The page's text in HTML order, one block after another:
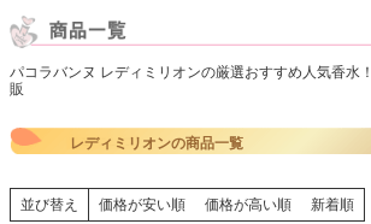
パコラバンヌ レディミリオンの厳選おすすめ人気香
販
レディミリオンの商品一覧
並び替え 価格が安い順 価格が高い順 新着順